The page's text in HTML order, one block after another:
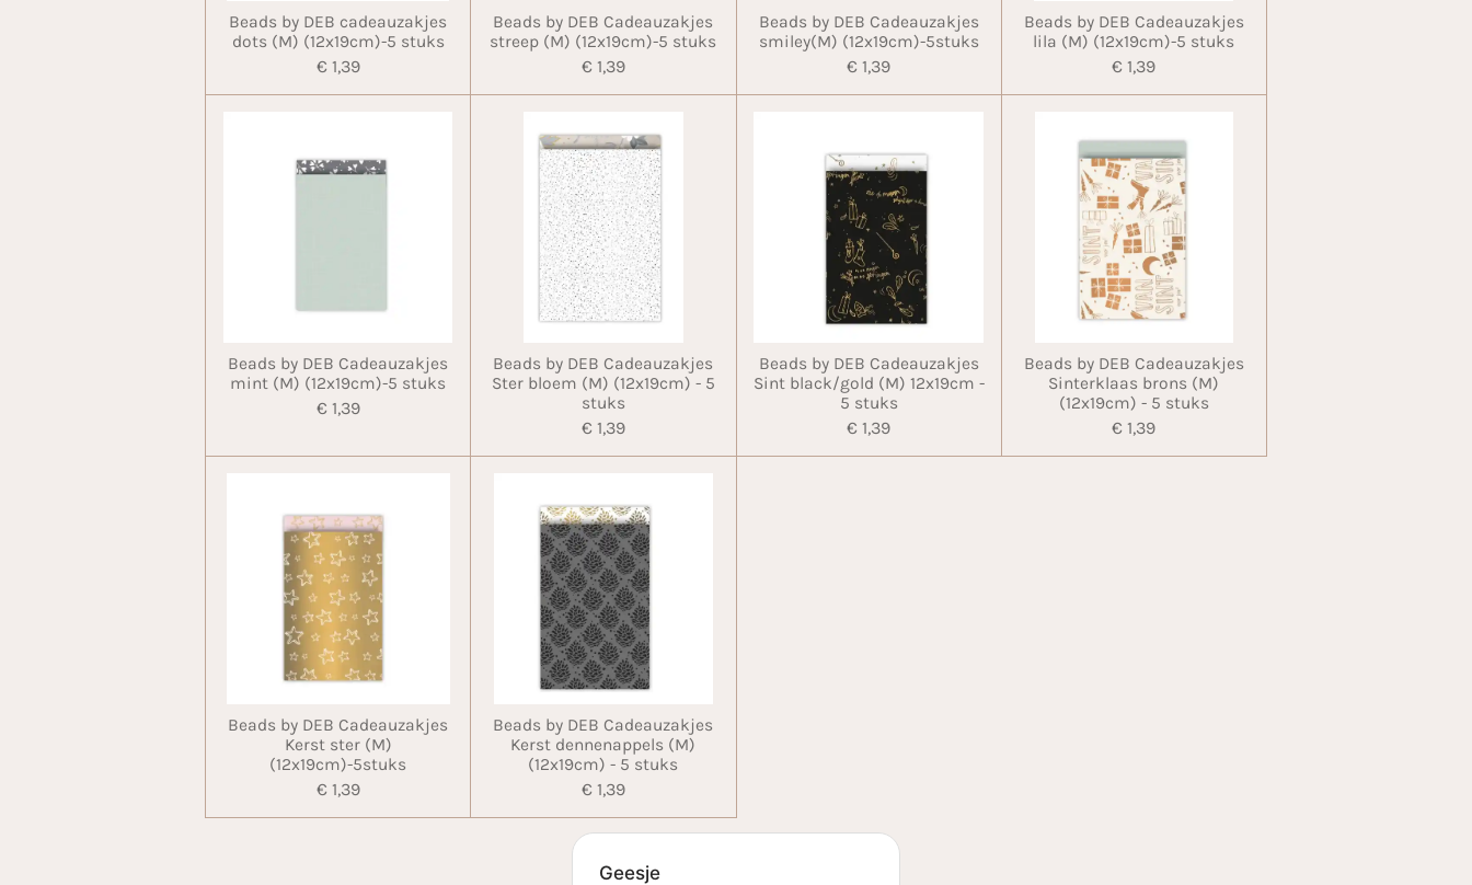
Beads by DEB cadeauzakjes
dots (M) (12x19cm)-5 stuks
€ 1,39
Beads by DEB Cadeauzakjes
streep (M) (12x19cm)-5 stuks
€ 1,39
Beads by DEB Cadeauzakjes
smiley(M) (12x19cm)-5stuks
€ 1,39
Beads by DEB Cadeauzakjes
lila (M) (12x19cm)-5 stuks
€ 1,39
Beads by DEB Cadeauzakjes
mint (M) (12x19cm)-5 stuks
€ 1,39
Beads by DEB Cadeauzakjes
Ster bloem (M) (12x19cm) - 5
stuks
€ 1,39
Beads by DEB Cadeauzakjes
Sint black/gold (M) 12x19cm -
5 stuks
€ 1,39
Beads by DEB Cadeauzakjes
Sinterklaas brons (M)
(12x19cm) - 5 stuks
€ 1,39
Beads by DEB Cadeauzakjes
Kerst ster (M)
(12x19cm)-5stuks
€ 1,39
Beads by DEB Cadeauzakjes
Kerst dennenappels (M)
(12x19cm) - 5 stuks
€ 1,39